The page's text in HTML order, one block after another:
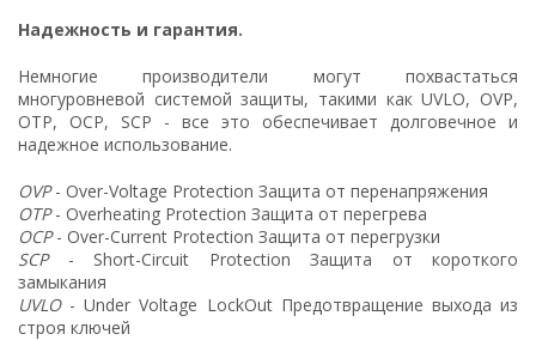
Надежность и гарантия.
Немногие производители могут похвастаться
многуровневой системой защиты, такими как UVLO, OVP,
OTP, OCP, SCP - все это обеспечивает долговечное и
надежное использование.
OVP- Over-Voltage Protection Защита от перенапряжения
OTP- Overheating Protection Защита от перегрева
OCP- Over-Current Protection Защита от перегрузки
SCP- Short-Circuit Protection Защита от короткого
замыкания
UVLO- Under Voltage LockOut Предотвращение выхода из
строя ключей